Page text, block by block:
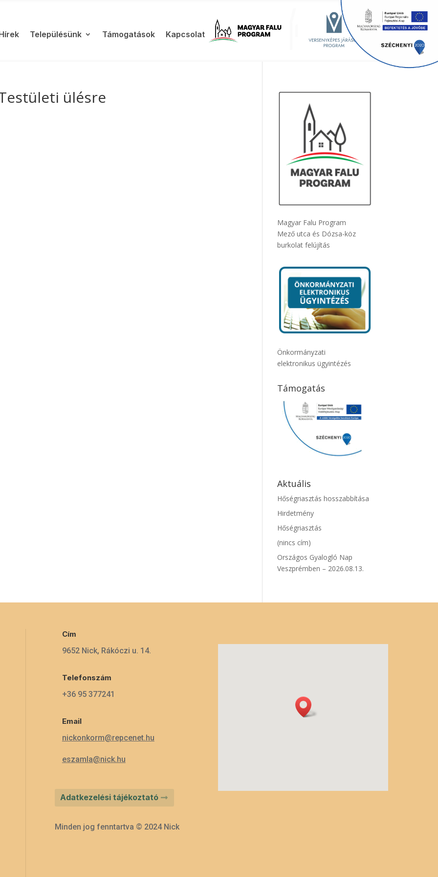
Településünk Támogatások Kapcsolat
ülésre
Magyar Falu Program
Mező utca és Dózsa-köz
burkolat felújítás
Önkormányzati
elektronikus ügyintézés
Támogatás
Aktuális
Hőségriasztás hosszabbítása
Hirdetmény
Hőségriasztás
(nincs cím)
Országos Gyalogló Nap
Veszprémben – 2026.08.13.
Cím
9652 Nick, Rákóczi u. 14.
Telefonszám
+36 95 377241
Email
nickonkorm@repcenet.hu
eszamla@nick.hu
Adatkezelési tájékoztató
Minden jog fenntartva © 2024 Nick